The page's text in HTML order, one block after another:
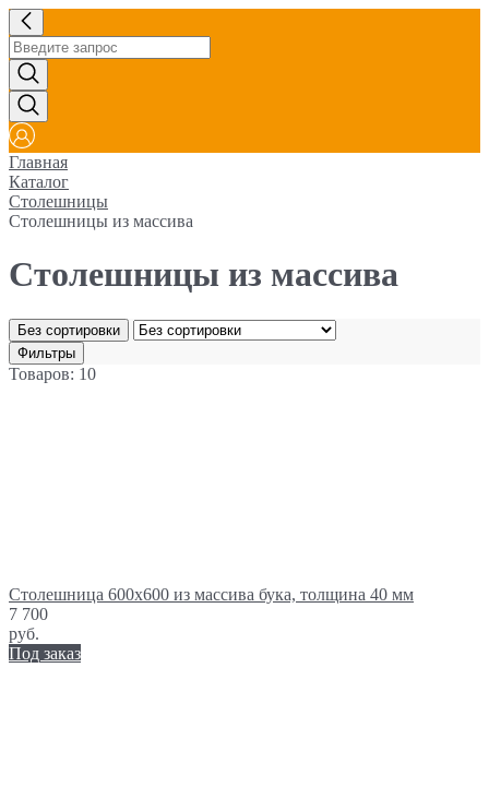
Главная
Каталог
Столешницы
Столешницы из массива
Столешницы из массива
Без сортировки
Фильтры
Товаров: 10
Столешница 600х600 из массива бука, толщина 40 мм
7 700
руб.
Под заказ